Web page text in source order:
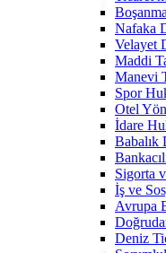
Nafaka
Velayet
Maddi
Manevi
Spor
Otel
İdare
Babalık
Sigorta
İş ve
Avrupa
Deniz